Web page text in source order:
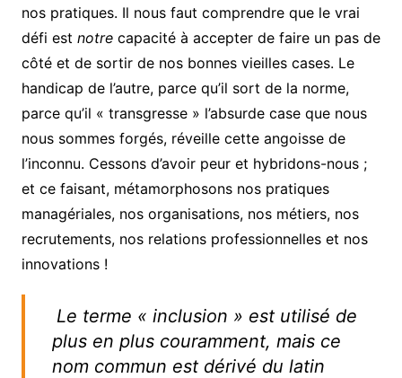
nos pratiques. Il nous faut comprendre que le vrai
défi est notrecapacité à accepter de faire un pas de
côté et de sortir de nos bonnes vieilles cases. Le
handicap de l’autre, parce qu’il sort de la norme,
parce qu’il « transgresse » l’absurde case que nous
nous sommes forgés, réveille cette angoisse de
l’inconnu. Cessons d’avoir peur et hybridons-nous ;
et ce faisant, métamorphosons nos pratiques
managériales, nos organisations, nos métiers, nos
recrutements, nos relations professionnelles et nos
innovations !
Le terme « inclusion » est utilisé de
plus en plus couramment, mais ce
nom commun est dérivé du latin